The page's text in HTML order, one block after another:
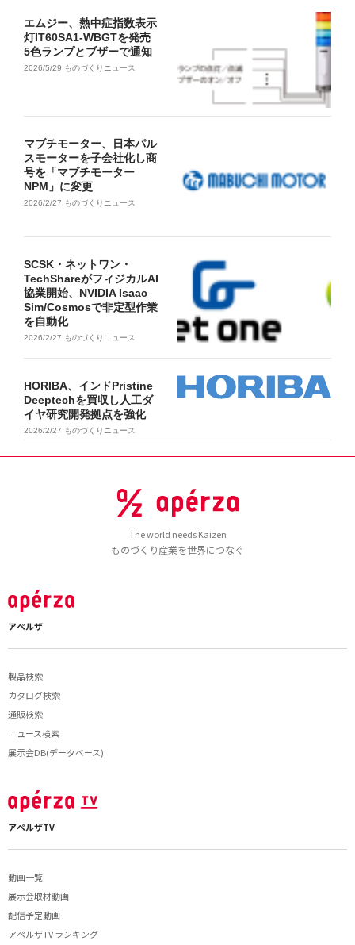
エムジー、熱中症指数表示
灯IT60SA1-WBGTを発売
5色ランプとブザーで通知
2026/5/29 ものづくりニュース
マブチモーター、日本パル
スモーターを子会社化し商
号を「マブチモーター
NPM」に変更
2026/2/27 ものづくりニュース
SCSK・ネットワン・
TechShareがフィジカルAI
協業開始、NVIDIA Isaac
Sim/Cosmosで非定型作業
を自動化
2026/2/27 ものづくりニュース
HORIBA、インドPristine
Deeptechを買収し人工ダ
イヤ研究開発拠点を強化
2026/2/27 ものづくりニュース
The world needs Kaizen
ものづくり産業を世界につなぐ
アペルザ
製品検索
カタログ検索
通販検索
ニュース検索
展示会DB(データベース)
アペルザTV
動画一覧
展示会取材動画
配信予定動画
アペルザTV ランキング